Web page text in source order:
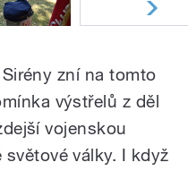
zní na tomto
výstřelů z děl
vojenskou
války. I když